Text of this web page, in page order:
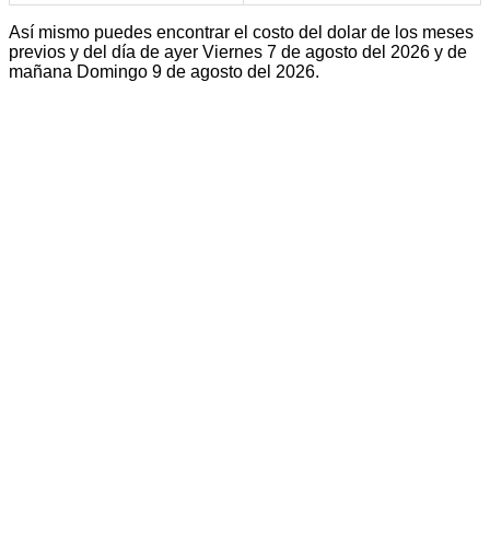
Así mismo puedes encontrar el costo del dolar de los meses
previos y del día de ayer Viernes 7 de agosto del 2026 y de
mañana Domingo 9 de agosto del 2026.